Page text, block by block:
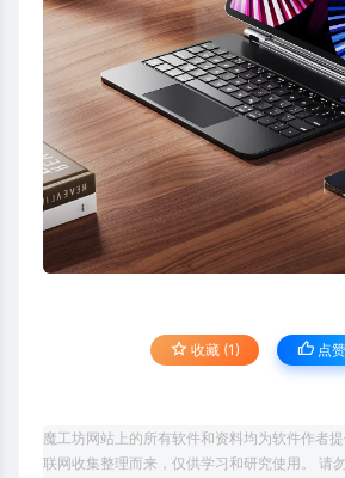
收藏 (1) 点
魔工坊网站上的所有软件和资料均为软件作者
联网收集整理而来，仅供学习和研究使用。 请